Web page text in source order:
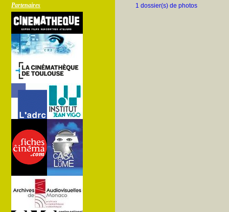
Partenaires
1 dossier(s) de photos